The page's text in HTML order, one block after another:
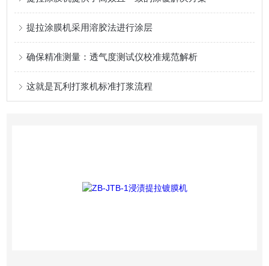
提拉涂膜机采用溶胶法进行涂层
确保精准测量：透气度测试仪校准规范解析
这就是瓦利打浆机标准打浆流程